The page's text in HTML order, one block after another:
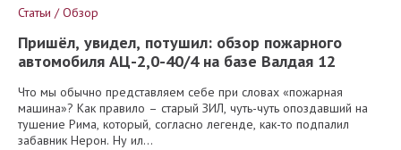
Статьи / Обзор
Пришёл, увидел, потушил: обзор пожарного
автомобиля АЦ-2,0-40/4 на базе Валдая 12
Что мы обычно представляем себе при словах «пожарная
машина»? Как правило – старый ЗИЛ, чуть-чуть опоздавший на
тушение Рима, который, согласно легенде, как-то подпалил
забавник Нерон. Ну ил...